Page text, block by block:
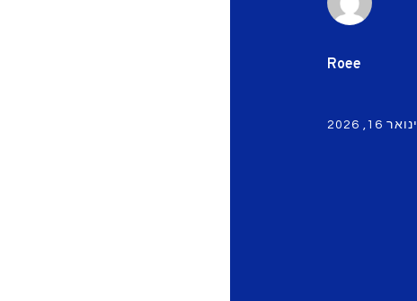
Roee
ינואר 16, 2026